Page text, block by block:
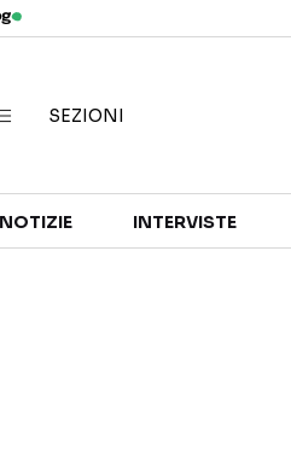
SEZIONI
NOTIZIE INTERVISTE